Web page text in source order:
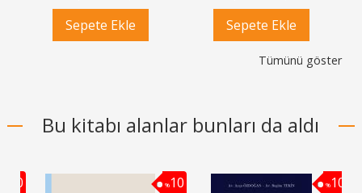
Sepete Ekle
Sepete Ekle
Tümünü göster
Bu kitabı alanlar bunları da aldı
10 %10 %10